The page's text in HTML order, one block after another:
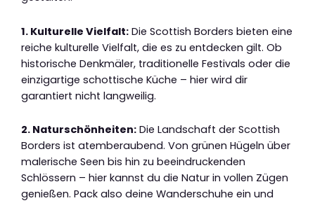
1. Kulturelle Vielfalt: Die Scottish Borders bieten eine
reiche kulturelle Vielfalt, die es zu entdecken gilt. Ob
historische Denkmäler, traditionelle Festivals oder die
einzigartige schottische Küche – hier wird dir
garantiert nicht langweilig.
2. Naturschönheiten: Die Landschaft der Scottish
Borders ist atemberaubend. Von grünen Hügeln über
malerische Seen bis hin zu beeindruckenden
Schlössern – hier kannst du die Natur in vollen Zügen
genießen. Pack also deine Wanderschuhe ein und